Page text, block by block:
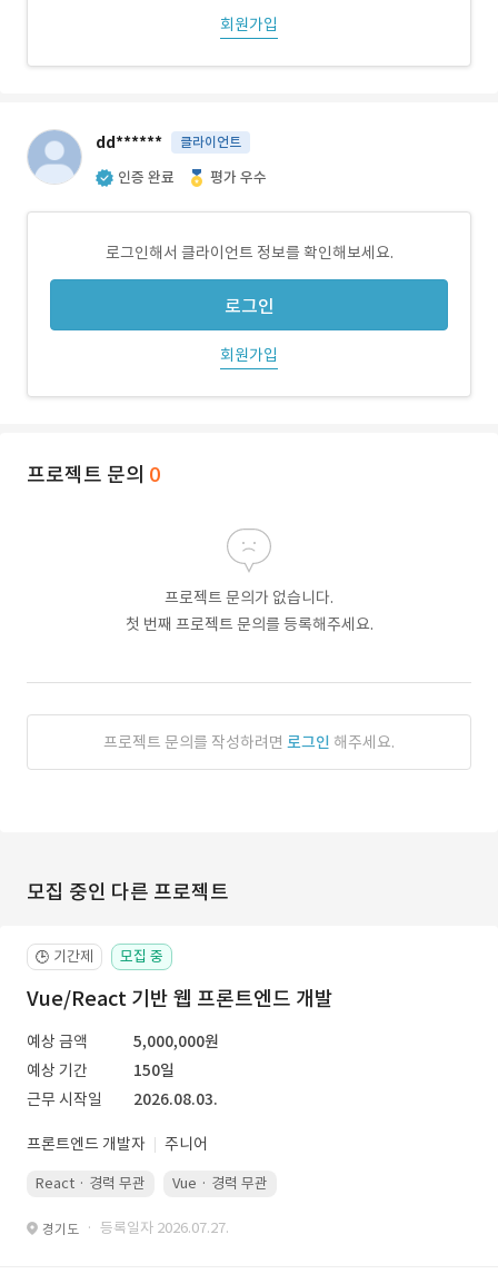
회원가입
dd****** 클라이언트
인증 완료 평가 우수
로그인해서 클라이언트 정보를 확인해보세요.
로그인
회원가입
프로젝트 문의 0
프로젝트 문의가 없습니다.
첫 번째 프로젝트 문의를 등록해주세요.
프로젝트 문의를 작성하려면 로그인 해주세요.
모집 중인 다른 프로젝트
🕒 기간제 모집 중
Vue/React 기반 웹 프론트엔드 개발
예상 금액
5,000,000원
예상 기간
150일
근무 시작일
2026.08.03.
프론트엔드 개발자 주니어
React · 경력 무관 Vue · 경력 무관
경기도 · 등록일자 2026.07.27.